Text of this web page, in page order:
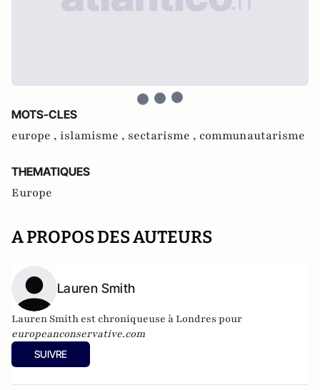
MOTS-CLES
europe , islamisme , sectarisme , communautarisme
THEMATIQUES
Europe
A PROPOS DES AUTEURS
Lauren Smith
Lauren Smith est chroniqueuse à Londres pour
europeanconservative.com
SUIVRE